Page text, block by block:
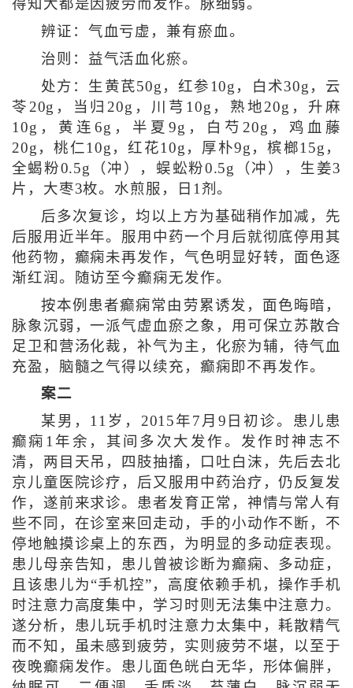
得知大都是因疲劳而发作。脉细弱。
辨证：气血亏虚，兼有瘀血。
治则：益气活血化瘀。
处方：生黄芪50g，红参10g，白术30g，云
苓20g，当归20g，川芎10g，熟地20g，升麻
10g，黄连6g，半夏9g，白芍20g，鸡血藤
20g，桃仁10g，红花10g，厚朴9g，槟榔15g，
全蝎粉0.5g（冲），蜈蚣粉0.5g（冲），生姜3
片，大枣3枚。水煎服，日1剂。
后多次复诊，均以上方为基础稍作加减，先
后服用近半年。服用中药一个月后就彻底停用其
他药物，癫痫未再发作，气色明显好转，面色逐
渐红润。随访至今癫痫无发作。
按本例患者癫痫常由劳累诱发，面色晦暗，
脉象沉弱，一派气虚血瘀之象，用可保立苏散合
足卫和营汤化裁，补气为主，化瘀为辅，待气血
充盈，脑髓之气得以续充，癫痫即不再发作。
案二
某男，11岁，2015年7月9日初诊。患儿患
癫痫1年余，其间多次大发作。发作时神志不
清，两目天吊，四肢抽搐，口吐白沫，先后去北
京儿童医院诊疗，后又服用中药治疗，仍反复发
作，遂前来求诊。患者发育正常，神情与常人有
些不同，在诊室来回走动，手的小动作不断，不
停地触摸诊桌上的东西，为明显的多动症表现。
患儿母亲告知，患儿曾被诊断为癫痫、多动症，
且该患儿为“手机控”，高度依赖手机，操作手机
时注意力高度集中，学习时则无法集中注意力。
遂分析，患儿玩手机时注意力太集中，耗散精气
而不知，虽未感到疲劳，实则疲劳不堪，以至于
夜晚癫痫发作。患儿面色㿠白无华，形体偏胖，